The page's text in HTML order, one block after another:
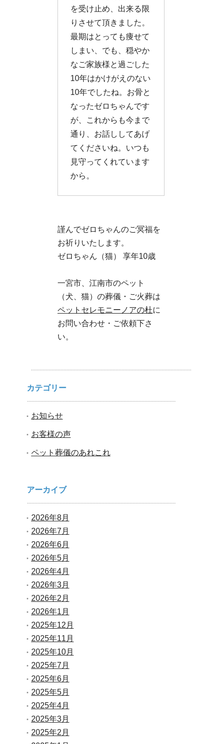
を受け止め、出来る限
りさせて頂きました。
最期はとっても痩せて
しまい、でも、穏やか
なご家族様と過ごした
10年はかけがえのない
10年でしたね。お骨と
なったゼロちゃんです
が、これからも今まで
通り、お話ししてあげ
てくださいね。いつも
見守ってくれています
から。
謹んでゼロちゃんのご冥福を
お祈りいたします。
ゼロちゃん（猫） 享年10歳
一宮市、江南市のペット
（犬、猫）の葬儀・ご火葬は
ペットセレモニーノアの杜に
お問い合わせ・ご依頼下さ
い。
カテゴリー
お知らせ
お客様の声
ペット葬儀のあれこれ
アーカイブ
2026年8月
2026年7月
2026年6月
2026年5月
2026年4月
2026年3月
2026年2月
2026年1月
2025年12月
2025年11月
2025年10月
2025年7月
2025年6月
2025年5月
2025年4月
2025年3月
2025年2月